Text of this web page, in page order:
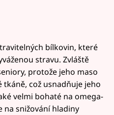
bílkovin, které
stravu. Zvláště
protože jeho maso
tkáně, což usnadňuje jeho
velmi bohaté na omega-
na snižování hladiny